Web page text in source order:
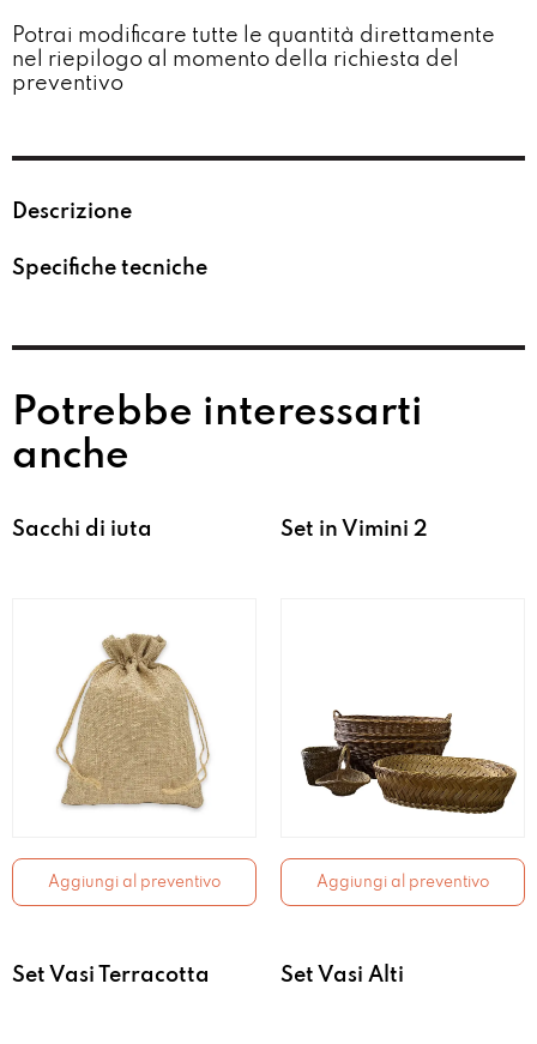
Potrai modificare tutte le quantità direttamente
nel riepilogo al momento della richiesta del
preventivo​
Descrizione
Specifiche tecniche
Potrebbe interessarti
anche
Sacchi di iuta
Aggiungi al preventivo
Set in Vimini 2
Aggiungi al preventivo
Set Vasi Terracotta Set Vasi Alti